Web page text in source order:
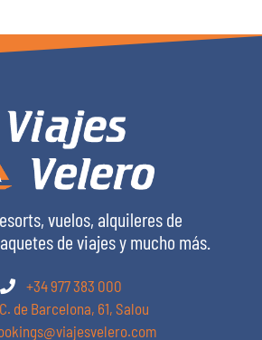
vuelos, alquileres de
de viajes y mucho más.
+34 977 383 000
C. de Barcelona, 61, Salou